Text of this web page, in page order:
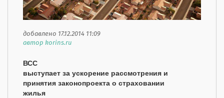
добавлено 17.12.2014 11:09
автор korins.ru
ВСС
выступает за ускорение рассмотрения и
принятия законопроекта о страховании
жилья